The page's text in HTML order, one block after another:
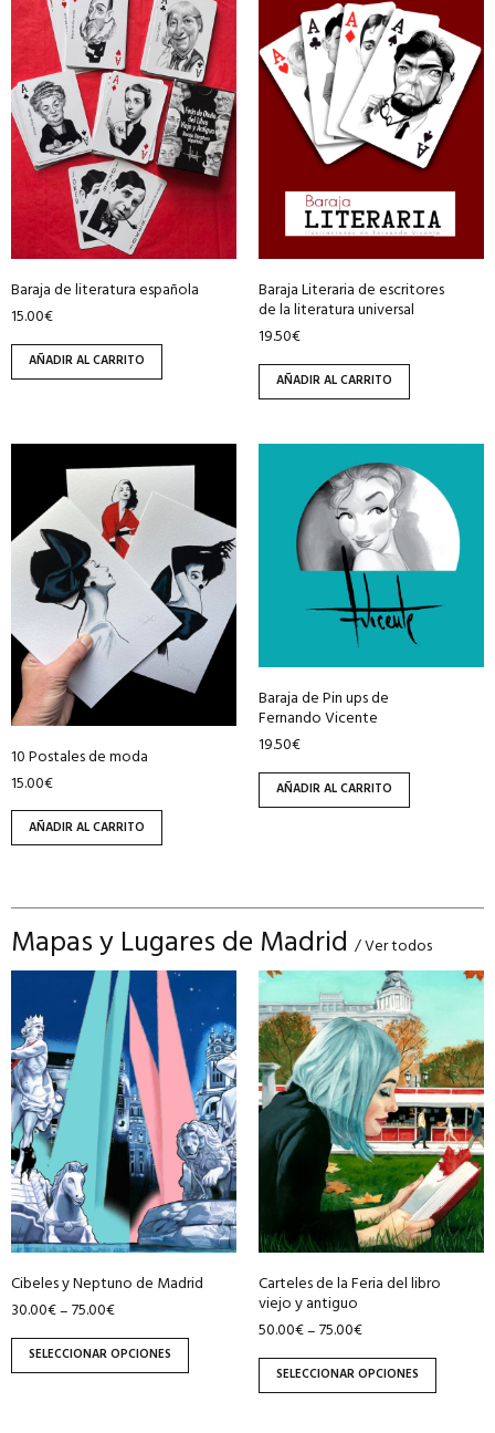
Baraja de literatura española
15.00€
AÑADIR AL CARRITO
Baraja Literaria de escritores
de la literatura universal
19.50€
AÑADIR AL CARRITO
10 Postales de moda
15.00€
AÑADIR AL CARRITO
Baraja de Pin ups de
Fernando Vicente
19.50€
AÑADIR AL CARRITO
Mapas y Lugares de Madrid / Ver todos
Cibeles y Neptuno de Madrid
30.00€–75.00€
SELECCIONAR OPCIONES
producto
tiene
múltiples
variantes.
Las
opciones
se
pueden
elegir
en
la
página
de
producto
Carteles de la Feria del libro
viejo y antiguo
50.00€–75.00€
SELECCIONAR OPCIONES
Este
producto
tiene
múltiples
variantes.
Las
opciones
elegir
en
la
página
de
producto